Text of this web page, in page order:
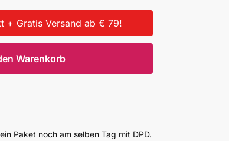
+ Gratis Versand ab € 79!
Warenkorb
Paket noch am selben Tag mit DPD.